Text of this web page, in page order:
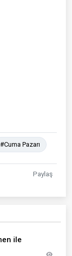
#Cuma Pazarı
Paylaş
ile